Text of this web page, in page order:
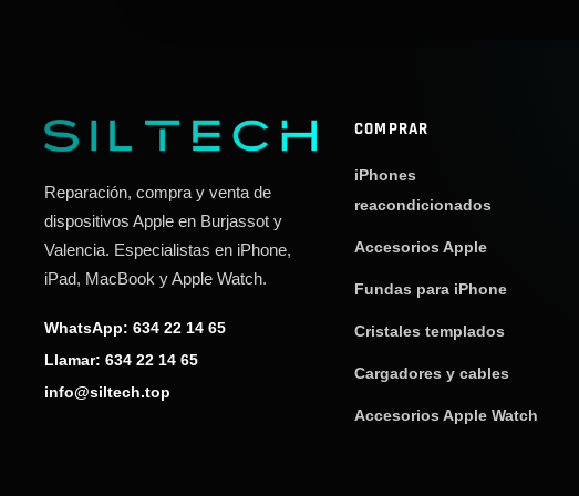
Reparación, compra y venta de
dispositivos Apple en Burjassot y
Valencia. Especialistas en iPhone,
iPad, MacBook y Apple Watch.
WhatsApp: 634 22 14 65
Llamar: 634 22 14 65
info@siltech.top
COMPRAR
iPhones
reacondicionados
Accesorios Apple
Fundas para iPhone
Cristales templados
Cargadores y cables
Accesorios Apple Watch